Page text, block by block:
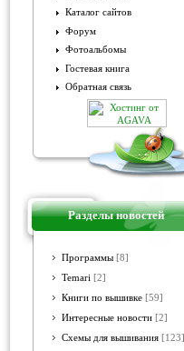
Каталог сайтов
Форум
Фотоальбомы
Гостевая книга
Обратная связь
Разделы новостей
Программы [8]
Temari [2]
Книги по вышивке [59]
Интересные новости [2]
Схемы для вышивания [123]